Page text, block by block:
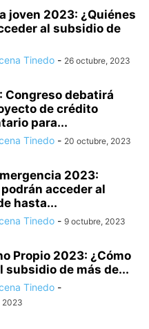
joven 2023: ¿Quiénes
al subsidio de
Tinedo - 26 octubre, 2023
Congreso debatirá
de crédito
para...
Tinedo - 20 octubre, 2023
2023:
acceder al
hasta...
Tinedo - 9 octubre, 2023
Propio 2023: ¿Cómo
subsidio de más de...
Tinedo -
2023